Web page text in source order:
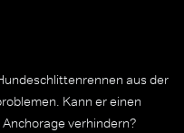
aus der
Kann er einen
verhindern?